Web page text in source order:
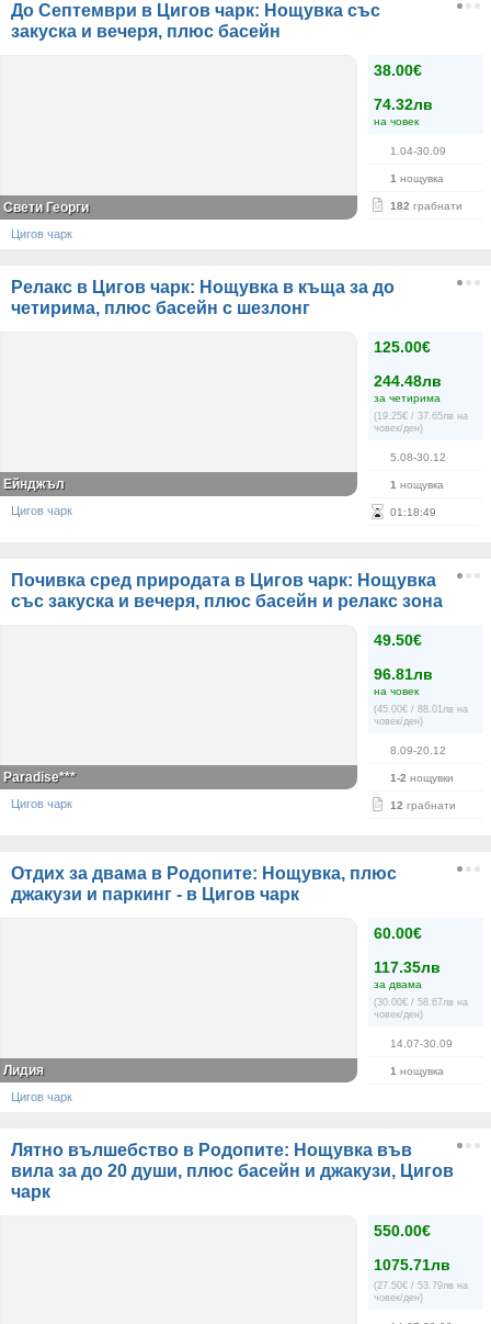
До Септември в Цигов чарк: Нощувка със
закуска и вечеря, плюс басейн
38.00€
74.32лв
на човек
1.04-30.09
1 нощувка
182 грабнати
Свети Георги
Цигов чарк
Релакс в Цигов чарк: Нощувка в къща за до
четирима, плюс басейн с шезлонг
125.00€
244.48лв
за четирима
(19.25€ / 37.65лв на
човек/ден)
5.08-30.12
1 нощувка
01 :18:49
Ейнджъл
Цигов чарк
Почивка сред природата в Цигов чарк: Нощувка
със закуска и вечеря, плюс басейн и релакс зона
49.50€
96.81лв
на човек
(45.00€ / 88.01лв на
човек/ден)
8.09-20.12
1-2 нощувки
12 грабнати
Paradise***
Цигов чарк
Отдих за двама в Родопите: Нощувка, плюс
джакузи и паркинг - в Цигов чарк
60.00€
117.35лв
за двама
(30.00€ / 58.67лв на
човек/ден)
14.07-30.09
1 нощувка
Лидия
Цигов чарк
Лятно вълшебство в Родопите: Нощувка във
вила за до 20 души, плюс басейн и джакузи, Цигов
чарк
550.00€
1075.71лв
(27.50€ / 53.79лв на
човек/ден)